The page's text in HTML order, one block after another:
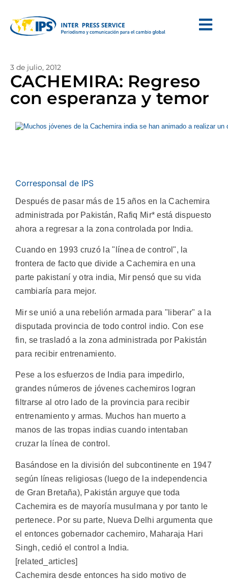
3 de julio, 2012
CACHEMIRA: Regreso
con esperanza y temor
Corresponsal de IPS
Después de pasar más de 15 años en la Cachemira
administrada por Pakistán, Rafiq Mir* está dispuesto
ahora a regresar a la zona controlada por India.
Cuando en 1993 cruzó la "línea de control", la
frontera de facto que divide a Cachemira en una
parte pakistaní y otra india, Mir pensó que su vida
cambiaría para mejor.
Mir se unió a una rebelión armada para "liberar" a la
disputada provincia de todo control indio. Con ese
fin, se trasladó a la zona administrada por Pakistán
para recibir entrenamiento.
Pese a los esfuerzos de India para impedirlo,
grandes números de jóvenes cachemiros logran
filtrarse al otro lado de la provincia para recibir
entrenamiento y armas. Muchos han muerto a
manos de las tropas indias cuando intentaban
cruzar la línea de control.
Basándose en la división del subcontinente en 1947
según líneas religiosas (luego de la independencia
de Gran Bretaña), Pakistán arguye que toda
Cachemira es de mayoría musulmana y por tanto le
pertenece. Por su parte, Nueva Delhi argumenta que
el entonces gobernador cachemiro, Maharaja Hari
Singh, cedió el control a India.
[related_articles]
Cachemira desde entonces ha sido motivo de